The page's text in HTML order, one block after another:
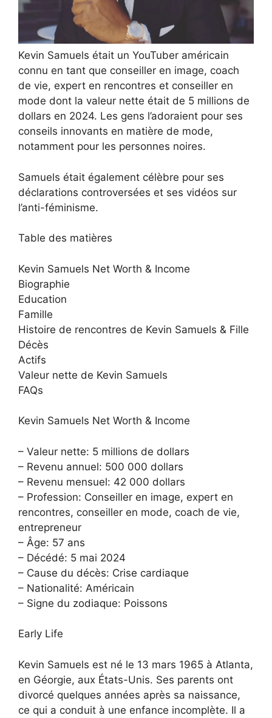
Kevin Samuels était un YouTuber américain
connu en tant que conseiller en image, coach
de vie, expert en rencontres et conseiller en
mode dont la valeur nette était de 5 millions de
dollars en 2024. Les gens l’adoraient pour ses
conseils innovants en matière de mode,
notamment pour les personnes noires.
Samuels était également célèbre pour ses
déclarations controversées et ses vidéos sur
l’anti-féminisme.
Table des matières
Kevin Samuels Net Worth & Income
Biographie
Education
Famille
Histoire de rencontres de Kevin Samuels & Fille
Décès
Actifs
Valeur nette de Kevin Samuels
FAQs
Kevin Samuels Net Worth & Income
– Valeur nette: 5 millions de dollars
– Revenu annuel: 500 000 dollars
– Revenu mensuel: 42 000 dollars
– Profession: Conseiller en image, expert en
rencontres, conseiller en mode, coach de vie,
entrepreneur
– Âge: 57 ans
– Décédé: 5 mai 2024
– Cause du décès: Crise cardiaque
– Nationalité: Américain
– Signe du zodiaque: Poissons
Early Life
Kevin Samuels est né le 13 mars 1965 à Atlanta,
en Géorgie, aux États-Unis. Ses parents ont
divorcé quelques années après sa naissance,
ce qui a conduit à une enfance incomplète. Il a